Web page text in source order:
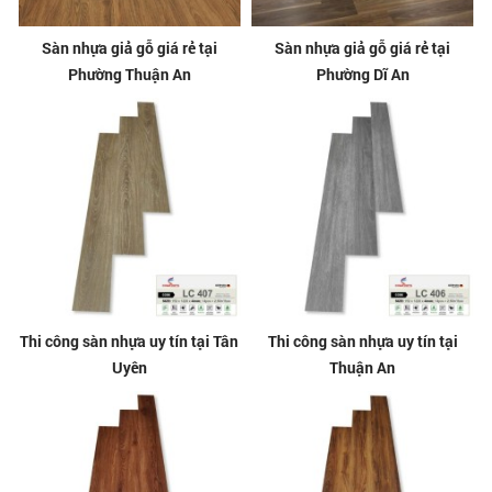
Sàn nhựa giả gỗ giá rẻ tại
Phường Thuận An
Sàn nhựa giả gỗ giá rẻ tại
Phường Dĩ An
Thi công sàn nhựa uy tín tại Tân
Uyên
Thi công sàn nhựa uy tín tại
Thuận An